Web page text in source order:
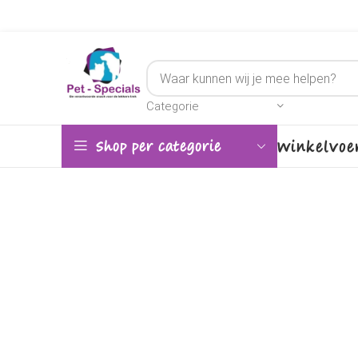
Categorie
Shop per categorie Winkel